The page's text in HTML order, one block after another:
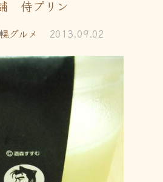
侍プリン
グルメ 2013.09.02